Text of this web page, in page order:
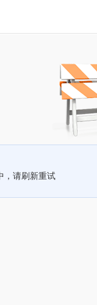
，请刷新重试